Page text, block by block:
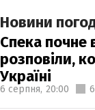
Новини
Спека почне
розповіли,
Україні
6 серпня, 20:00